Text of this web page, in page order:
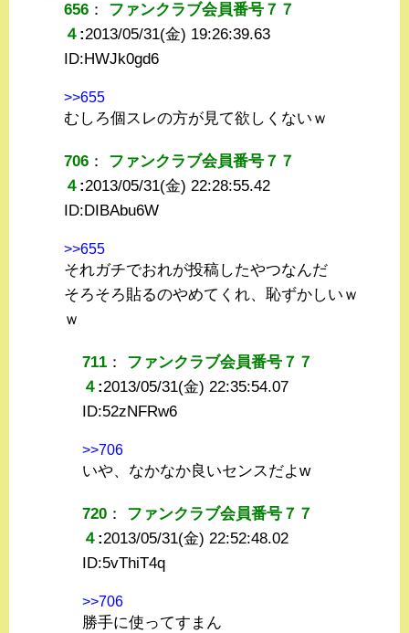
656 ： ファンクラブ会員番号７７
４ :2013/05/31(金) 19:26:39.63
ID:HWJk0gd6
>>655
むしろ個スレの方が見て欲しくないｗ
706 ： ファンクラブ会員番号７７
４ :2013/05/31(金) 22:28:55.42
ID:DIBAbu6W
>>655
それガチでおれが投稿したやつなんだ
そろそろ貼るのやめてくれ、恥ずかしいｗ
ｗ
711 ： ファンクラブ会員番号７７
４ :2013/05/31(金) 22:35:54.07
ID:52zNFRw6
>>706
いや、なかなか良いセンスだよw
720 ： ファンクラブ会員番号７７
４ :2013/05/31(金) 22:52:48.02
ID:5vThiT4q
>>706
勝手に使ってすまん